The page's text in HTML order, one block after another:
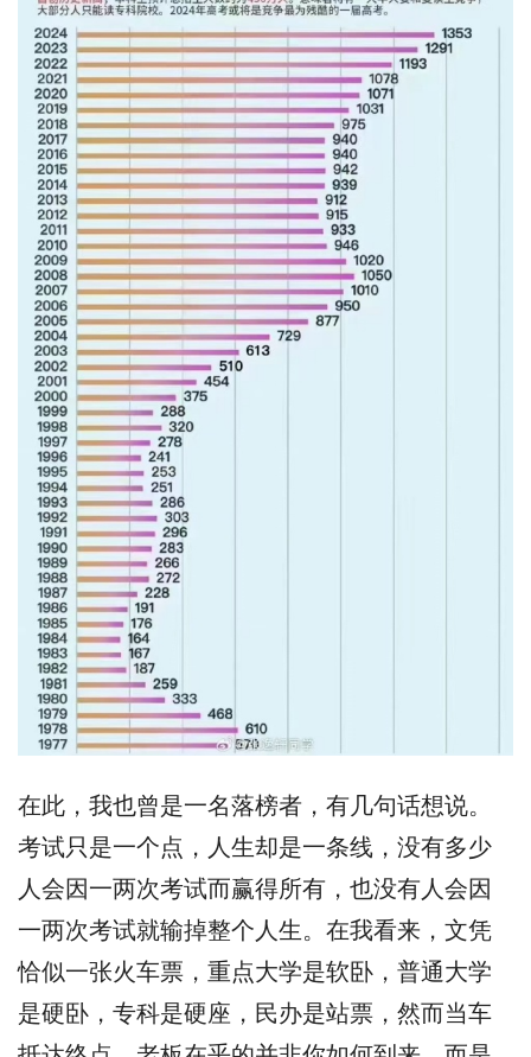
在此，我也曾是一名落榜者，有几句话想说。
考试只是一个点，人生却是一条线，没有多少
人会因一两次考试而赢得所有，也没有人会因
一两次考试就输掉整个人生。在我看来，文凭
恰似一张火车票，重点大学是软卧，普通大学
是硬卧，专科是硬座，民办是站票，然而当车